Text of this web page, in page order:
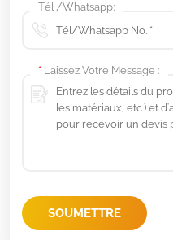
Tél /Whatsapp:
* Laissez Votre Message :
SOUMETTRE